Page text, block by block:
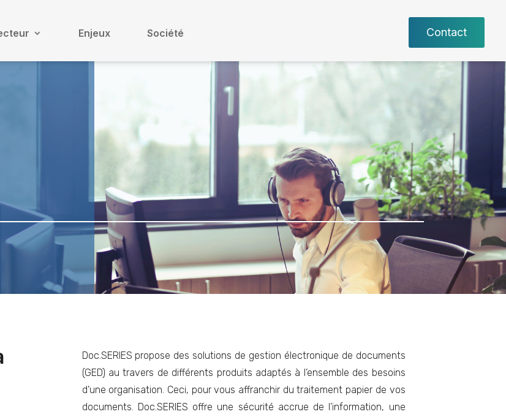
Enjeux Société Contact
Doc.SERIES propose des solutions de gestion électronique de documents
(GED) au travers de différents produits adaptés à l’ensemble des besoins
d’une organisation. Ceci, pour vous affranchir du traitement papier de vos
documents. Doc.SERIES offre une sécurité accrue de l’information, une